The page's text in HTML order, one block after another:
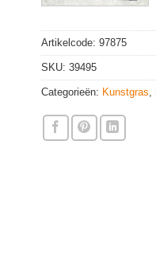
Artikelcode: 97875
SKU: 39495
Categorieën: Kunstgras,